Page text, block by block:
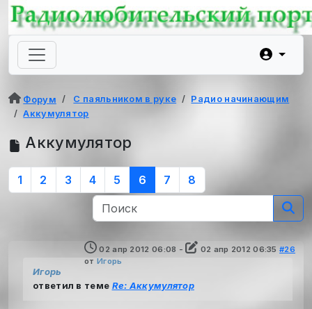
Форум С паяльником в руке
Радио начинающим
Аккумулятор
Аккумулятор
1 2 3 4 5 6 7 8
02 апр 2012 06:08 - 02 апр 2012 06:35 #26
от Игорь
Игорь
ответил в теме Re: Аккумулятор